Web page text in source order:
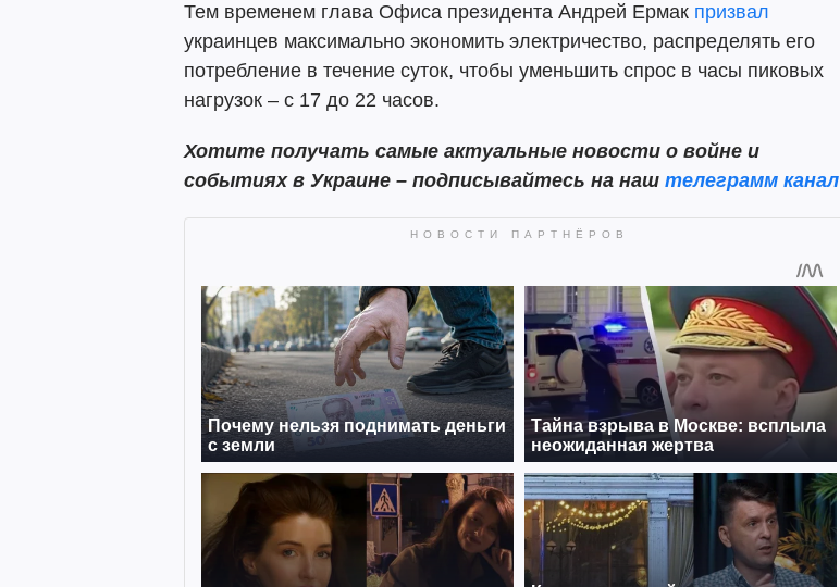
Тем временем глава Офиса президента Андрей Ермак призвал
украинцев максимально экономить электричество, распределять его
потребление в течение суток, чтобы уменьшить спрос в часы пиковых
нагрузок – с 17 до 22 часов.
Хотите получать самые актуальные новости о войне и
событиях в Украине – подписывайтесь на наш телеграмм канал